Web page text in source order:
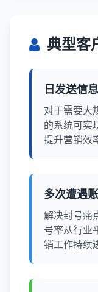
典型客
日发送信
对于需要大
的系统可实
提升营销效
多次遭遇
解决封号痛
号率从行业
销工作持续